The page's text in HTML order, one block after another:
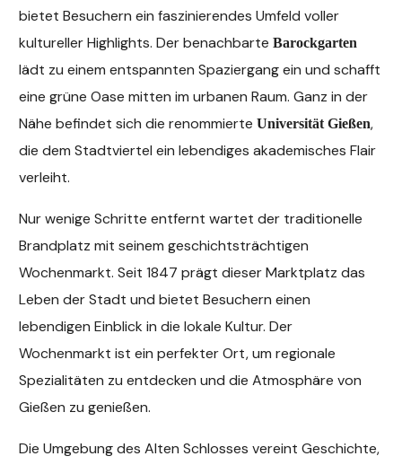
bietet Besuchern ein faszinierendes Umfeld voller
kultureller Highlights. Der benachbarteBarockgarten
lädt zu einem entspannten Spaziergang ein und schafft
eine grüne Oase mitten im urbanen Raum. Ganz in der
Nähe befindet sich die renommierteUniversität Gießen,
die dem Stadtviertel ein lebendiges akademisches Flair
verleiht.
Nur wenige Schritte entfernt wartet der traditionelle
Brandplatz mit seinem geschichtsträchtigen
Wochenmarkt. Seit 1847 prägt dieser Marktplatz das
Leben der Stadt und bietet Besuchern einen
lebendigen Einblick in die lokale Kultur. Der
Wochenmarkt ist ein perfekter Ort, um regionale
Spezialitäten zu entdecken und die Atmosphäre von
Gießen zu genießen.
Die Umgebung des Alten Schlosses vereint Geschichte,